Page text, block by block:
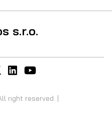
s.r.o.
right reserved. |